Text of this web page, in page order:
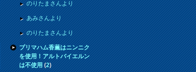
のりたまさんより
あみさんより
のりたまさんより
プリマハム香薫はニンニク
を使用！アルトバイエルン
は不使用(2)